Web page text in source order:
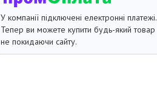
У компанії підключені електронні платежі.
Тепер ви можете купити будь-який товар
не покидаючи сайту.